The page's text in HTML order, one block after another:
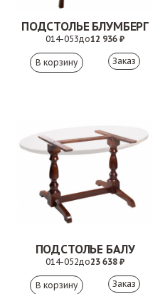
ПОДСТОЛЬЕ БЛУМБЕРГ
014-053до12 936 ₽
Заказ
ПОДСТОЛЬЕ БАЛУ
014-052до23 638 ₽
Заказ